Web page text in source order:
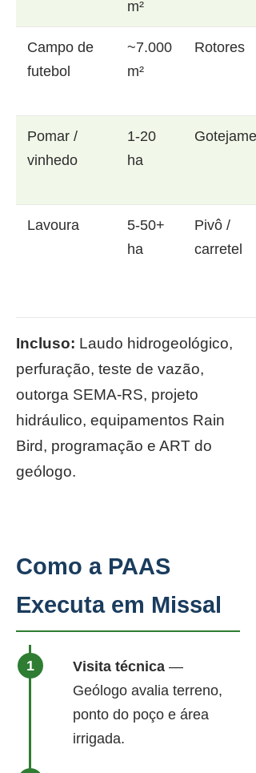
m²
Campo de
futebol
~7.000
m²
Rotores
Pomar /
vinhedo
1-20
ha
Lavoura
5-50+
ha
Pivô /
carretel
Incluso: Laudo hidrogeológico,
perfuração, teste de vazão,
outorga SEMA-RS, projeto
hidráulico, equipamentos Rain
Bird, programação e ART do
geólogo.
Como a PAAS
Executa em Missal
Visita técnica —
Geólogo avalia terreno,
ponto do poço e área
irrigada.